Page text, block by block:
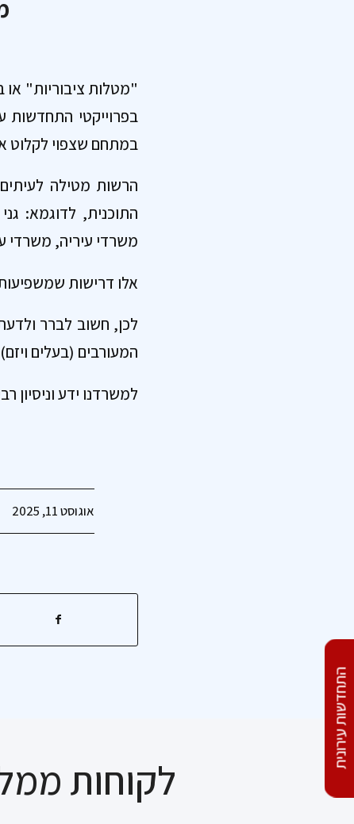
התחדשות עירונית
"מטלות ציבוריות"
בפרוייקטי התחדשות
במתחם שצפוי לקלוט
הרשות מטילה
התוכנית, לדוגמא:
משרדי עיריה, משרדי
אלו דרישות שמשפיעות
לכן, חשוב לברר
המעורבים (בעלים
למשרדנו ידע וניסיון
אוגוסט 11, 2025
לקוחות